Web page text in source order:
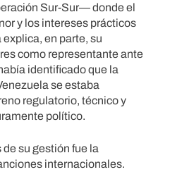
Sur-Sur— donde el
y los intereses prácticos
en parte, su
como representante ante
identificado que la
se estaba
regulatorio, técnico y
político.
su gestión fue la
internacionales.